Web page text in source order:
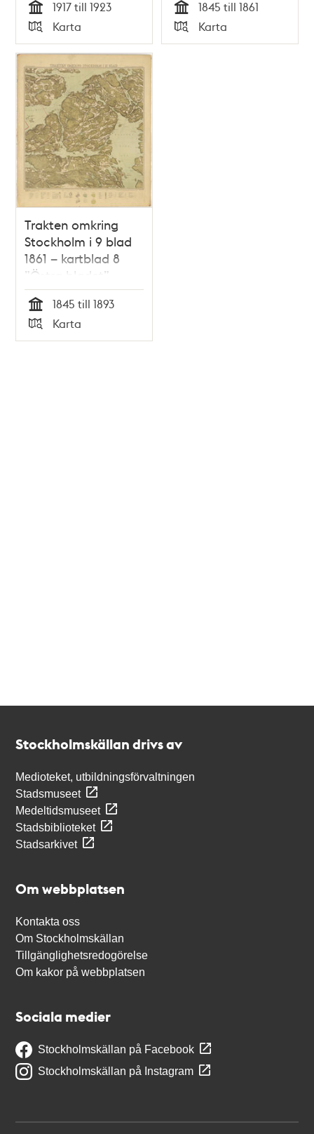
Tid
1917 till 1923
Typ
Karta Tid
1845 till 1861
Typ
Karta
Trakten omkring
Stockholm i 9 blad
1861 – kartblad 8
”Östra bladet”,
översett 1893
Tid
1845 till 1893
Typ
Karta
Stockholmskällan drivs av
Medioteket, utbildningsförvaltningen
Stadsmuseet
Medeltidsmuseet
Stadsbiblioteket
Stadsarkivet
Om webbplatsen
Kontakta oss
Om Stockholmskällan
Tillgänglighetsredogörelse
Om kakor på webbplatsen
Sociala medier
Stockholmskällan på Facebook
Stockholmskällan på Instagram